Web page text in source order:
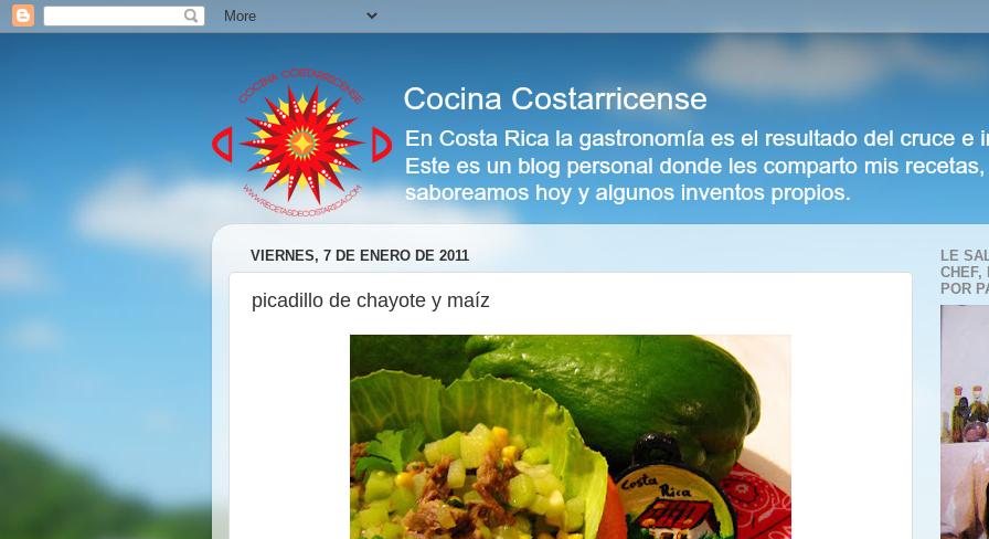
VIERNES, 7 DE ENERO DE 2011
picadillo de chayote y maíz
LE
CHEF,
POR